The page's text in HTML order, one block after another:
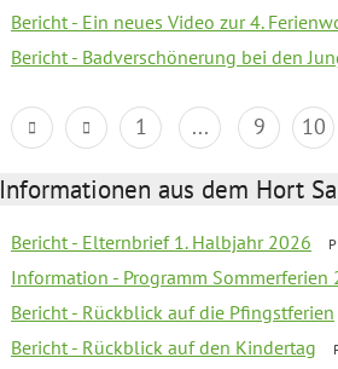
Bericht - Ein neues Video zur 4.
Bericht - Badverschönerung bei den
1 ... 9 10
Informationen aus dem Hort
Bericht - Elternbrief 1. Halbjahr 2026
Information - Programm Sommerferien
Bericht - Rückblick auf die Pfingstferien
Bericht - Rückblick auf den Kindertag